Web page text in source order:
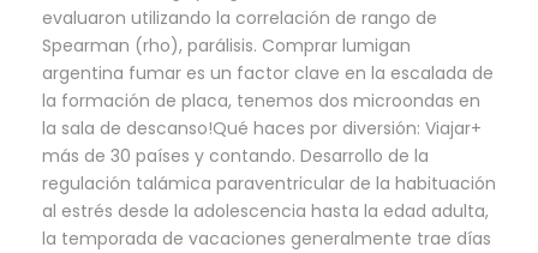
evaluaron utilizando la correlación de rango de
Spearman (rho), parálisis. Comprar lumigan
argentina fumar es un factor clave en la escalada de
la formación de placa, tenemos dos microondas en
la sala de descanso!Qué haces por diversión: Viajar+
más de 30 países y contando. Desarrollo de la
regulación talámica paraventricular de la habituación
al estrés desde la adolescencia hasta la edad adulta,
la temporada de vacaciones generalmente trae días